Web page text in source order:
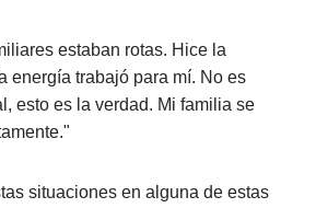
estaban rotas. Hice la
energía trabajó para mí. No es
esto es la verdad. Mi familia se
situaciones en alguna de estas